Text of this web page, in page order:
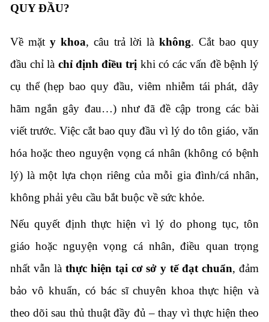
QUY ĐẦU?
Về mặt y khoa, câu trả lời làkhông. Cắt bao quy
đầu chỉ là chỉ định điều trị khi có các vấn đề bệnh lý
cụ thể (hẹp bao quy đầu, viêm nhiễm tái phát, dây
hãm ngắn gây đau…) như đã đề cập trong các bài
viết trước. Việc cắt bao quy đầu vì lý do tôn giáo, văn
hóa hoặc theo nguyện vọng cá nhân (không có bệnh
lý) là một lựa chọn riêng của mỗi gia đình/cá nhân,
không phải yêu cầu bắt buộc về sức khỏe.
Nếu quyết định thực hiện vì lý do phong tục, tôn
giáo hoặc nguyện vọng cá nhân, điều quan trọng
nhất vẫn là thực hiện tại cơ sở y tế đạt chuẩn, đảm
bảo vô khuẩn, có bác sĩ chuyên khoa thực hiện và
theo dõi sau thủ thuật đầy đủ – thay vì thực hiện theo